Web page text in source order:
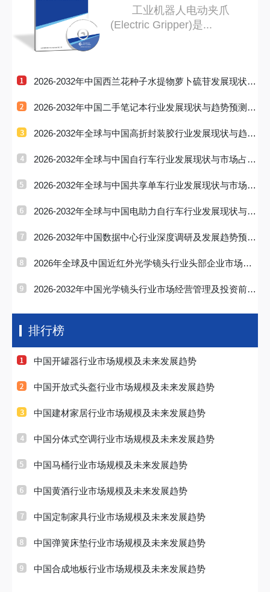
工业机器人电动夹爪
(Electric Gripper)是...
2026-2032年中国西兰花种子水提物萝卜硫苷发展现状与
趋势预测分
2026-2032年中国二手笔记本行业发展现状与趋势预测研
究分析报告
2026-2032年全球与中国高折封装胶行业发展现状与趋势
预测研究分
2026-2032年全球与中国自行车行业发展现状与市场占有
率及排名研
2026-2032年全球与中国共享单车行业发展现状与市场占
有率及排名
2026-2032年全球与中国电助力自行车行业发展现状与市
场占有率及
2026-2032年中国数据中心行业深度调研及发展趋势预测
研究报告
2026年全球及中国近红外光学镜头行业头部企业市场占
有率及排名调
2026-2032年中国光学镜头行业市场经营管理及投资前景
排行榜
中国开罐器行业市场规模及未来发展趋势
中国开放式头盔行业市场规模及未来发展趋势
中国建材家居行业市场规模及未来发展趋势
中国分体式空调行业市场规模及未来发展趋势
中国马桶行业市场规模及未来发展趋势
中国黄酒行业市场规模及未来发展趋势
中国定制家具行业市场规模及未来发展趋势
中国弹簧床垫行业市场规模及未来发展趋势
中国合成地板行业市场规模及未来发展趋势